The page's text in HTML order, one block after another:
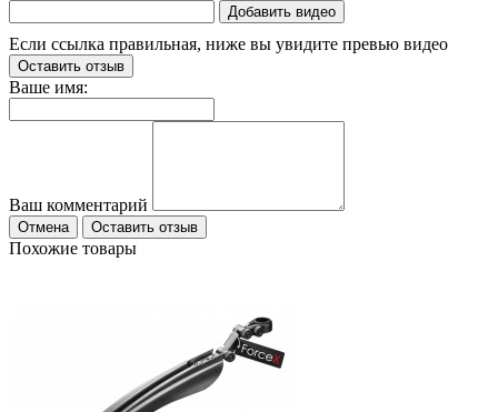
Добавить видео
Если ссылка правильная, ниже вы увидите превью видео
Оставить отзыв
Ваше имя:
Ваш комментарий
Отмена Оставить отзыв
Похожие товары